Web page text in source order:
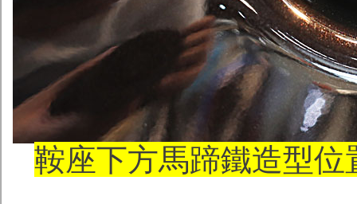
鞍座下方馬蹄鐵造型